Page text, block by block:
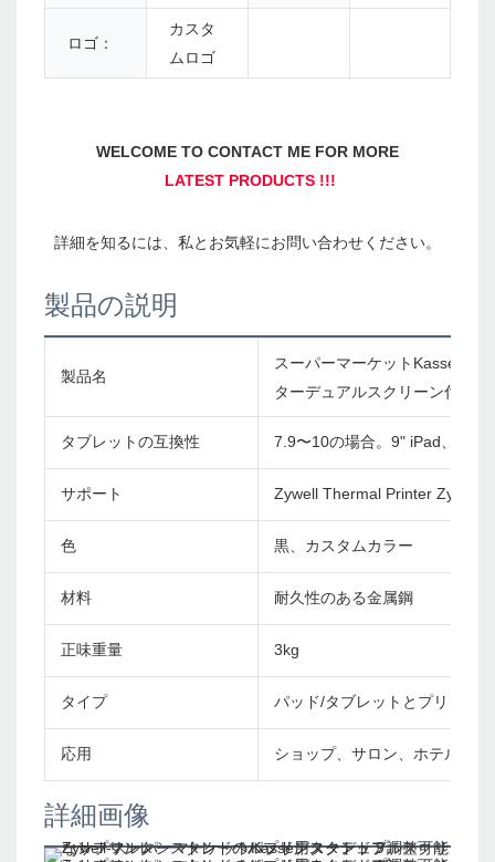
ロゴ：
カスタ
ムロゴ
製品の説明
製品名
スーパーマーケットKasseデ
ターデュアルスクリーン付き
タブレットの互換性 7.9〜10の場合。9" iPad、タブ
サポート Zywell Thermal Printer Zy306
色 黒、カスタムカラー
材料 耐久性のある金属鋼
正味重量 3kg
タイプ パッド/タブレットとプリンタ
応用 ショップ、サロン、ホテル、
詳細画像